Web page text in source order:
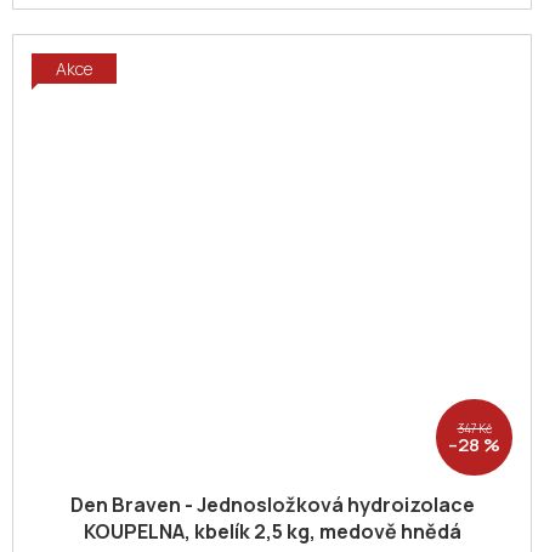
Akce
347 Kč
–28 %
Den Braven - Jednosložková hydroizolace
KOUPELNA, kbelík 2,5 kg, medově hnědá